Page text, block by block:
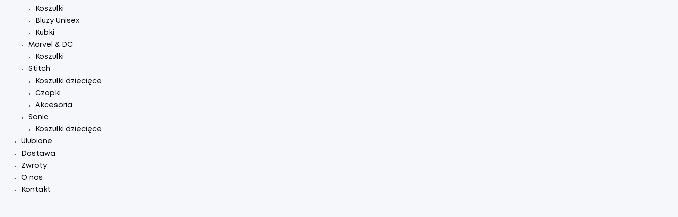
Koszulki
Bluzy Unisex
Kubki
Marvel & DC
Koszulki
Stitch
Koszulki dziecięce
Czapki
Akcesoria
Sonic
Koszulki dziecięce
Ulubione
Dostawa
Zwroty
O nas
Kontakt